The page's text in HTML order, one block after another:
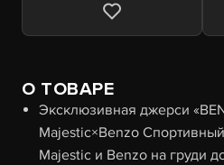
О ТОВАРЕ
Эксклюзивная джерси
Majestic×Benzo
Majestic и Benzo на груди